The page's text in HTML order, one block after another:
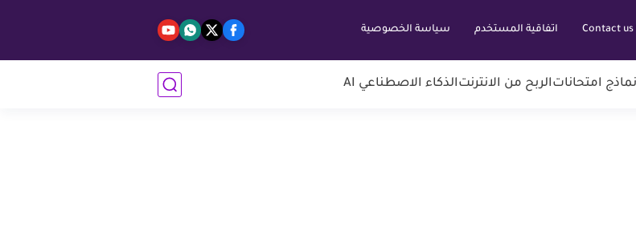
اتفاقية المستخدم سياسة الخصوصية
نماذج امتحاناتالربح من الانترنتالذكاء الاصطناعي AI